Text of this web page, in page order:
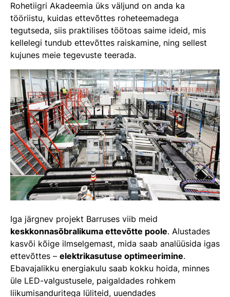
Rohetiigri Akadeemia üks väljund on anda ka
tööriistu, kuidas ettevõttes roheteemadega
tegutseda, siis praktilises töötoas saime ideid, mis
kellelegi tundub ettevõttes raiskamine, ning sellest
kujunes meie tegevuste teerada.
Iga järgnev projekt Barruses viib meid
keskkonnasõbralikuma ettevõtte poole. Alustades
kasvõi kõige ilmselgemast, mida saab analüüsida igas
ettevõttes – elektrikasutuse optimeerimine.
Ebavajalikku energiakulu saab kokku hoida, minnes
üle LED-valgustusele, paigaldades rohkem
liikumisanduritega lüliteid, uuendades